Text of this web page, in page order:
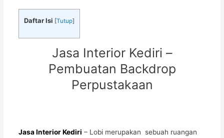
Daftar Isi [Tutup]
Jasa Interior Kediri –
Pembuatan Backdrop
Perpustakaan
Jasa Interior Kediri – Lobi merupakan sebuah ruangan